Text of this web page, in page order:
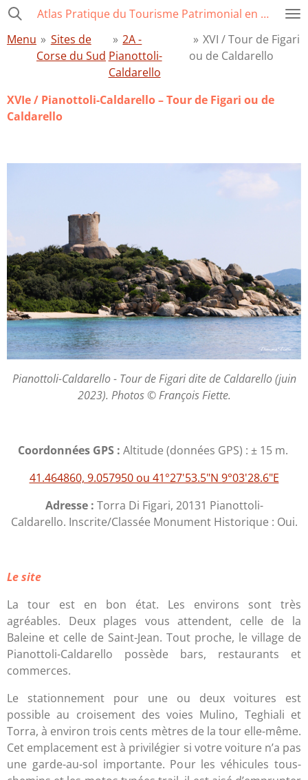
Passer
contenu
principal
Atlas Pratique du Tourisme Patrimonial en Corse
Menu » Sites de
Corse du Sud
» 2A -
Pianottoli-
Caldarello
» XVI / Tour de Figari
ou de Caldarello
XVIe / Pianottoli-Caldarello– Tour de Figari ou de
Caldarello
Pianottoli-Caldarello - Tour de Figari dite de Caldarello (juin
2023). Photos © François Fiette.
Coordonnées GPS : Altitude (données GPS) : ± 15 m.
41.464860, 9.057950 ou 41°27'53.5"N 9°03'28.6"E
Adresse : Torra Di Figari, 20131 Pianottoli-
Caldarello. Inscrite/Classée Monument Historique : Oui.
Le site
La tour est en bon état. Les environs sont très
agréables. Deux plages vous attendent, celle de la
Baleine et celle de Saint-Jean. Tout proche, le village de
Pianottoli-Caldarello possède bars, restaurants et
commerces.
Le stationnement pour une ou deux voitures est
possible au croisement des voies Mulino, Teghiali et
Torra, à environ trois cents mètres de la tour elle-même.
Cet emplacement est à privilégier si votre voiture n’a pas
une garde-au-sol importante. Pour les véhicules tous-